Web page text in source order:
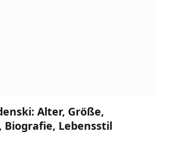
Alter, Größe,
Biografie, Lebensstil